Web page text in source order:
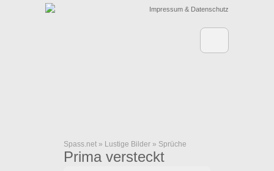
Impressum & Datenschutz
Spass.net » Lustige Bilder » Sprüche
Prima versteckt